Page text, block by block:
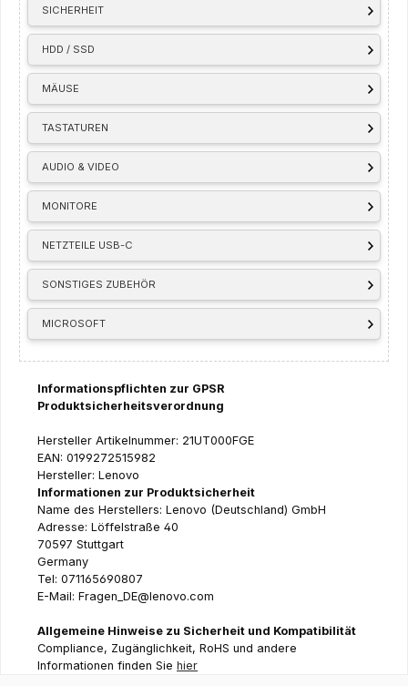
SICHERHEIT
HDD / SSD
MÄUSE
TASTATUREN
AUDIO & VIDEO
MONITORE
NETZTEILE USB-C
SONSTIGES ZUBEHÖR
MICROSOFT
Informationspflichten zur GPSR
Produktsicherheitsverordnung
Hersteller Artikelnummer: 21UT000FGE
EAN: 0199272515982
Hersteller: Lenovo
Informationen zur Produktsicherheit
Name des Herstellers: Lenovo (Deutschland) GmbH
Adresse: Löffelstraße 40
70597 Stuttgart
Germany
Tel: 071165690807
E-Mail: Fragen_DE@lenovo.com
Allgemeine Hinweise zu Sicherheit und Kompatibilität
Compliance, Zugänglichkeit, RoHS und andere
Informationen finden Sie hier